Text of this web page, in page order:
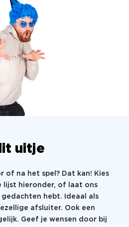
uitje
of na het spel? Dat kan! Kies
lijst hieronder, of laat ons
hebt. Ideaal als
afsluiter. Ook een
Geef je wensen door bij